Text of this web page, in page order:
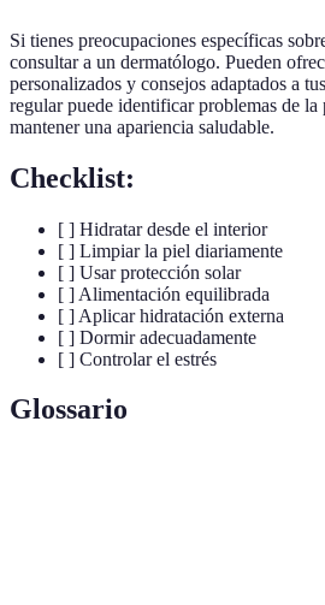
Si tienes preocupaciones específicas
consultar a un dermatólogo. Pueden
personalizados y consejos adaptados a
regular puede identificar problemas de la
mantener una apariencia saludable.
Checklist:
[ ] Hidratar desde el interior
[ ] Limpiar la piel diariamente
[ ] Usar protección solar
[ ] Alimentación equilibrada
[ ] Aplicar hidratación externa
[ ] Dormir adecuadamente
[ ] Controlar el estrés
Glossario